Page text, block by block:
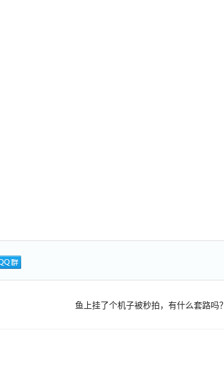
鱼上挂了个机子被秒拍，有什么套路吗？